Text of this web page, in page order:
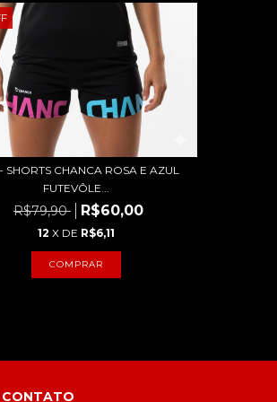
SHORTS CHANCA ROSA E AZUL
FUTEVÔLE...
R$79,90 R$60,00
12 X DE R$6,11
COMPRAR
CONTATO